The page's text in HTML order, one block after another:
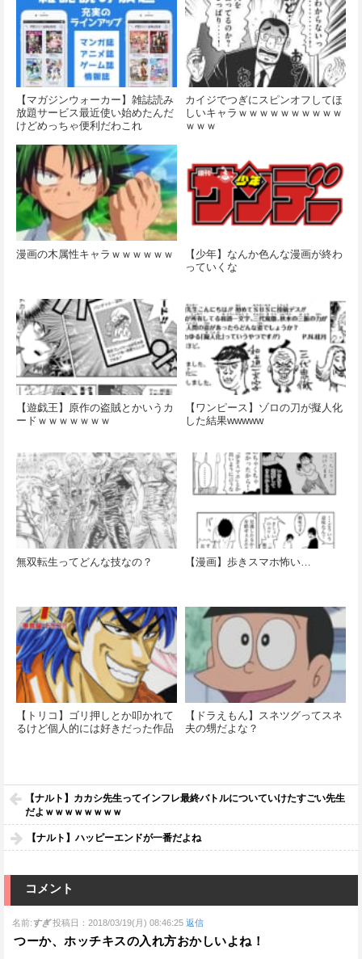
【マガジンウォーカー】雑誌読み
放題サービス最近使い始めたんだ
けどめっちゃ便利だわこれ
カイジでつぎにスピンオフしてほ
しいキャラｗｗｗｗｗｗｗｗｗｗ
ｗｗｗ
漫画の木属性キャラｗｗｗｗｗｗ
【少年】なんか色んな漫画が終わ
っていくな
【遊戯王】原作の盗賊とかいうカ
ードｗｗｗｗｗｗｗ
【ワンピース】ゾロの刀が擬人化
した結果wwwww
無双転生ってどんな技なの？ 【漫画】歩きスマホ怖い…
【トリコ】ゴリ押しとか叩かれて
るけど個人的には好きだった作品
【ドラえもん】スネツグってスネ
夫の甥だよな？
【ナルト】カカシ先生ってインフレ最終バトルについていけたすごい先生
だよｗｗｗｗｗｗｗｗ
【ナルト】ハッピーエンドが一番だよね
コメント
名前: すぎ 投稿日：2018/03/19(月) 08:46:25 返信
つーか、ホッチキスの入れ方おかしいよね！